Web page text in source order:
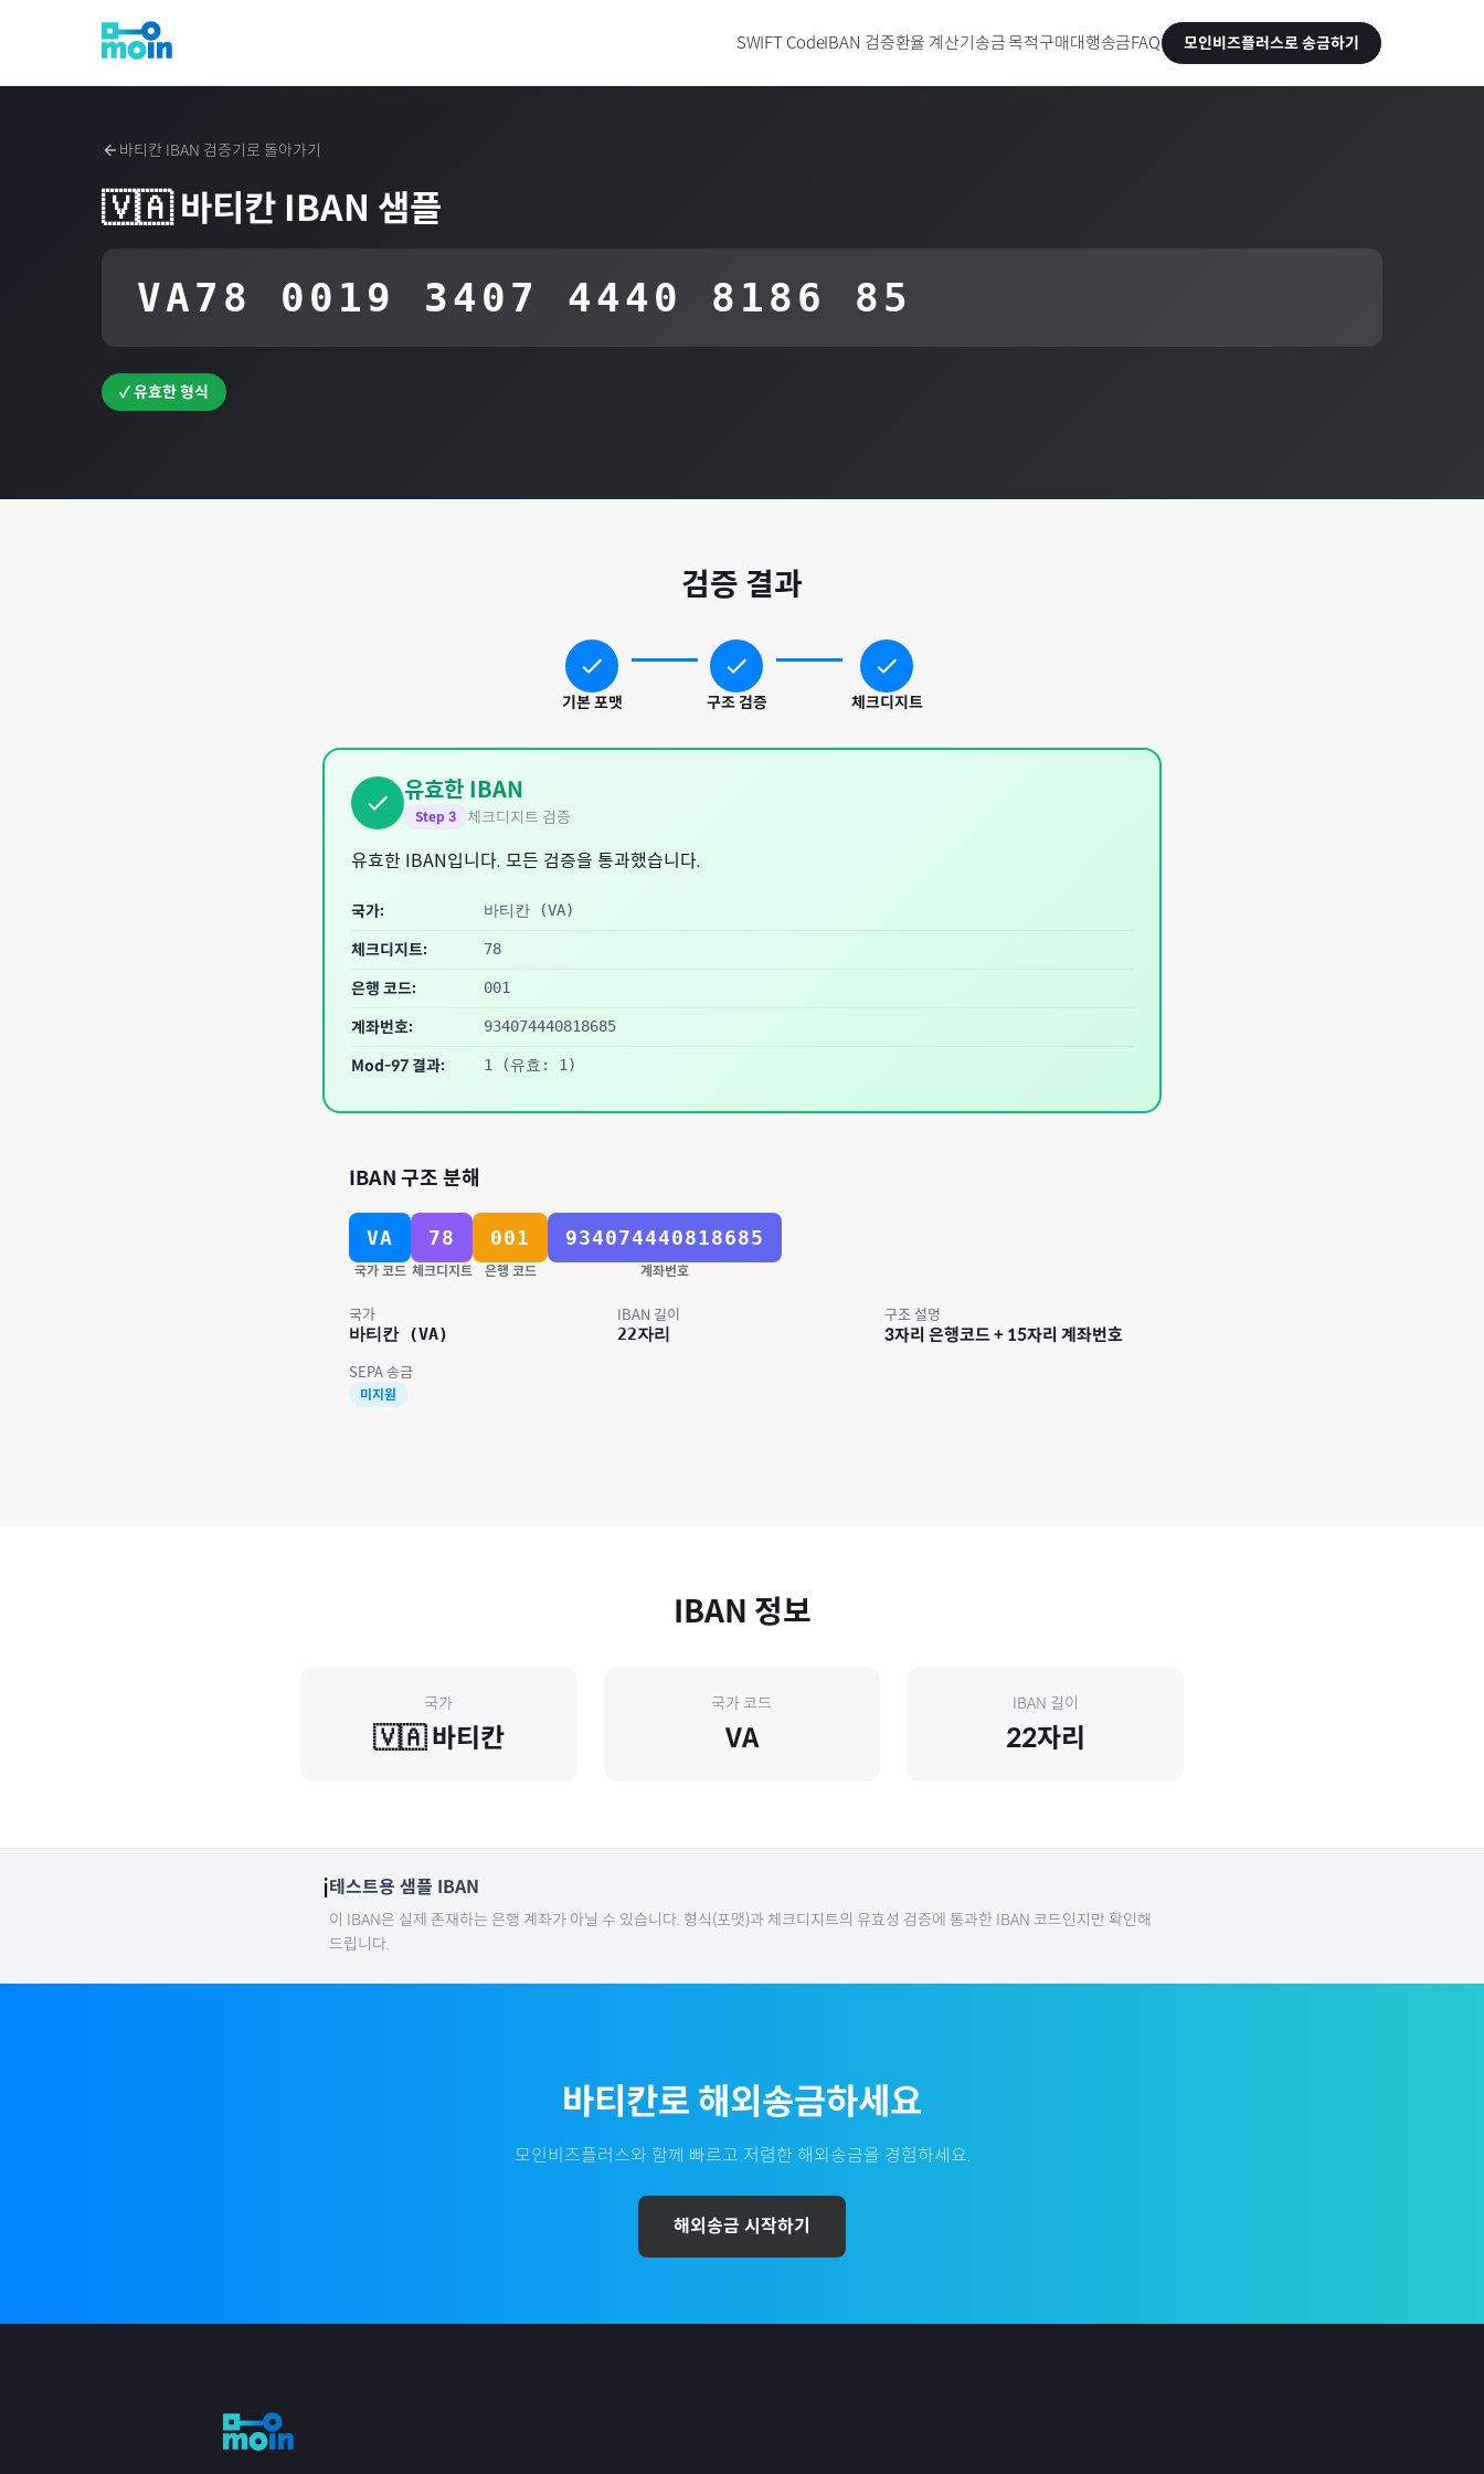
SWIFT CodeIBAN 검증환율 계산기송금 목적구매대행송금FAQ 모인비즈플러스로 송금하기
바티칸 IBAN 검증기로 돌아가기
🇻🇦 바티칸 IBAN 샘플
VA78 0019 3407 4440 8186 85
✓ 유효한 형식
검증 결과
기본 포맷 구조 검증 체크디지트
유효한 IBAN
Step 3 체크디지트 검증
유효한 IBAN입니다. 모든 검증을 통과했습니다.
국가: 바티칸 (VA)
체크디지트: 78
은행 코드: 001
계좌번호: 934074440818685
Mod-97 결과: 1 (유효: 1)
IBAN 구조 분해
VA
국가 코드
78
체크디지트
001
은행 코드
934074440818685
계좌번호
국가
바티칸(VA)
IBAN 길이
22자리
구조 설명
3자리 은행코드 + 15자리 계좌번호
SEPA 송금
미지원
IBAN 정보
국가
🇻🇦 바티칸
국가 코드
VA
IBAN 길이
22자리
ℹ️테스트용 샘플 IBAN
이 IBAN은 실제 존재하는 은행 계좌가 아닐 수 있습니다. 형식(포맷)과 체크디지트의 유효성 검증에 통과한 IBAN 코드인지만 확인해
드립니다.
바티칸로 해외송금하세요
모인비즈플러스와 함께 빠르고 저렴한 해외송금을 경험하세요.
해외송금 시작하기